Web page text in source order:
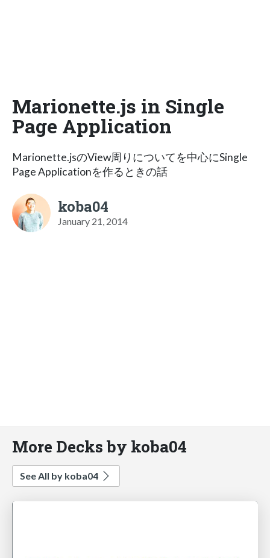
Marionette.js in Single
Page Application
Marionette.jsのView周りについてを中心にSingle
Page Applicationを作るときの話
koba04
January 21, 2014
More Decks by koba04
See All by koba04